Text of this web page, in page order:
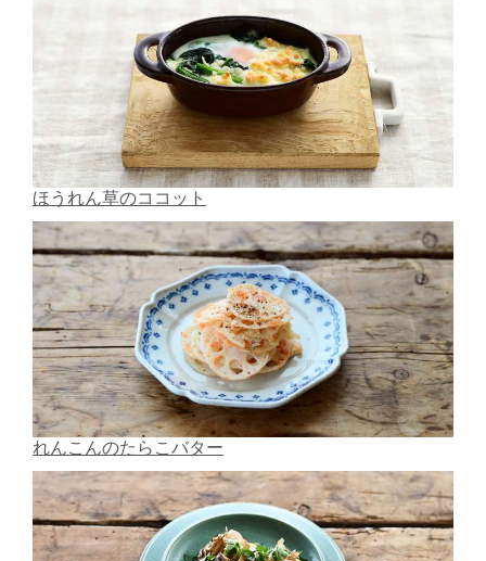
ほうれん草のココット
れんこんのたらこバター